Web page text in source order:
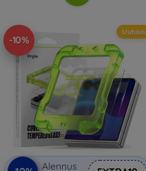
-10%
Uutuus
Alennus